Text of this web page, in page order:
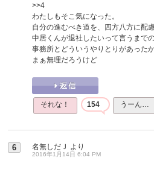
>>4
わたしもそこ気になった。
自分の進むべき道を、四方八方に配
中居くんが退社したいって言うまでの
事務所とどういうやりとりがあった
まぁ無理だろうけど
それな！ 154 うーん…
6 名無しだＪ より
2016年1月14日 6:04 PM